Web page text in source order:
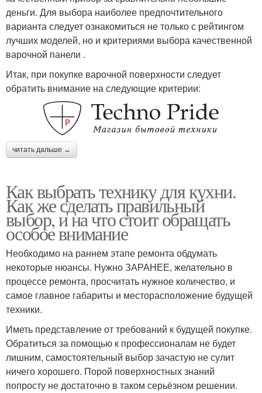
деньги. Для выбора наиболее предпочтительного
варианта следует ознакомиться не только с рейтингом
лучших моделей, но и критериями выбора качественной
варочной панели .
Итак, при покупке варочной поверхности следует
обратить внимание на следующие критерии:
читать дальше →
Как выбрать технику для кухни.
Как же сделать правильный
выбор, и на что стоит обращать
особое внимание
Необходимо на раннем этапе ремонта обдумать
некоторые нюансы. Нужно ЗАРАНЕЕ, желательно в
процессе ремонта, просчитать нужное количество, и
самое главное габариты и месторасположение будущей
техники.
Иметь представление от требований к будущей покупке.
Обратиться за помощью к профессионалам не будет
лишним, самостоятельный выбор зачастую не сулит
ничего хорошего. Порой поверхностных знаний
попросту не достаточно в таком серьёзном решении.